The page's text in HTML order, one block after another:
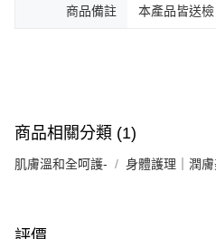
商品備註 本產品皆送
商品相關分類 (1)
肌膚溫和全呵護- 身體護理｜潤